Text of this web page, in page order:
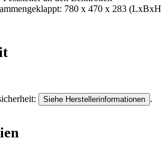
780 x 470 x 283 (LxBxH
Siehe Herstellerinformationen .